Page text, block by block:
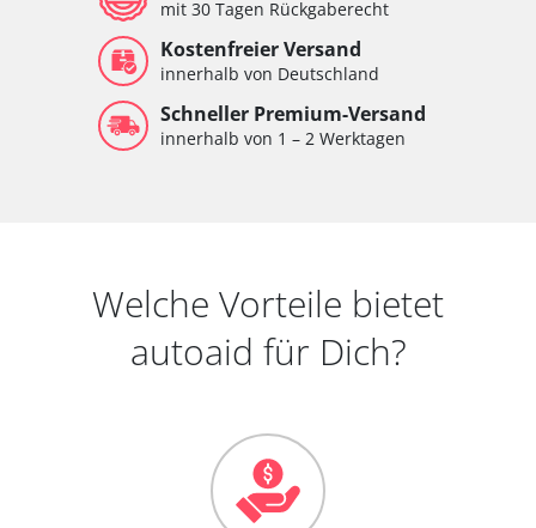
mit 30 Tagen Rückgaberecht
Kostenfreier Versand
innerhalb von Deutschland
Schneller Premium-Versand
innerhalb von 1 – 2 Werktagen
Welche Vorteile bietet
autoaid für Dich?